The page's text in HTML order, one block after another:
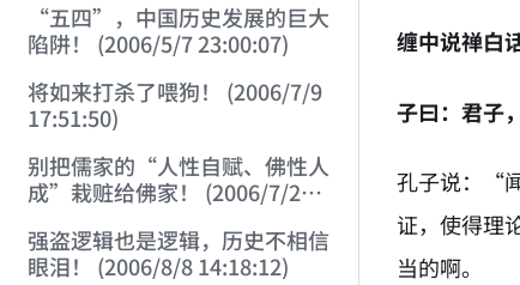
“五四”，中国历史发展的巨大
陷阱！ (2006/5/7 23:00:07)
将如来打杀了喂狗！ (2006/7/9
17:51:50)
别把儒家的“人性自赋、佛性人
成”栽赃给佛家！ (2006/7/26
强盗逻辑也是逻辑，历史不相信
眼泪！ (2006/8/8 14:18:12)
缠中说禅白
子曰：君子
孔子说：“
证，使得理
当的啊。